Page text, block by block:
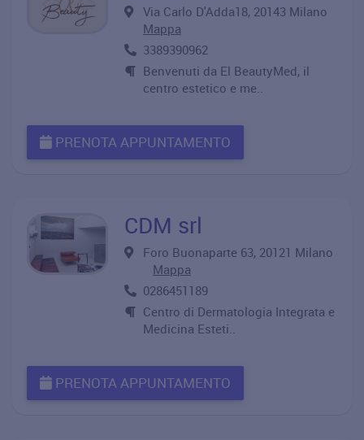
Via Carlo D'Adda18, 20143 Milano
Mappa
3389390962
Benvenuti da El BeautyMed, il
centro estetico e me..
PRENOTA APPUNTAMENTO
CDM srl
Foro Buonaparte 63, 20121 Milano
Mappa
0286451189
Centro di Dermatologia Integrata e
Medicina Esteti..
PRENOTA APPUNTAMENTO